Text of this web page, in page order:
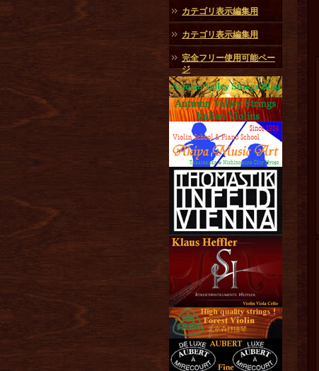
カテゴリ表示編集用
カテゴリ表示編集用
完全フリー使用可能ペー
ジ